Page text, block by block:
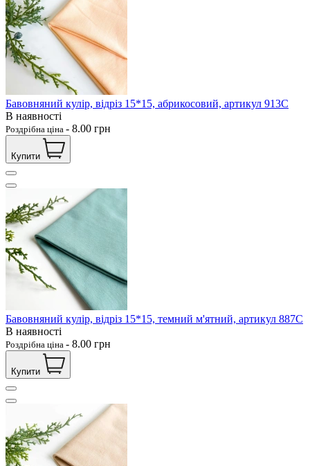
Бавовняний кулір, відріз 15*15, абрикосовий, артикул 913С
В наявності
Роздрібна ціна - 8.00 грн
Купити
Бавовняний кулір, відріз 15*15, темний м'ятний, артикул 887С
В наявності
Роздрібна ціна - 8.00 грн
Купити